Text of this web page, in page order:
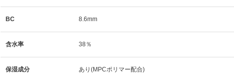
BC 8.6mm
含水率 38％
保湿成分 あり(MPCポリマー配合)